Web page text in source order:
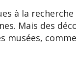
à la
Mais des
musées,